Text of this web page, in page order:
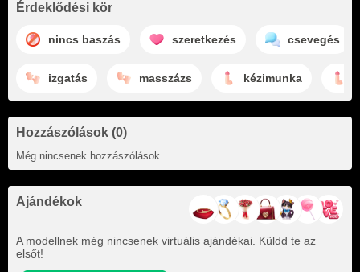
Érdeklődési kör
nincs baszás szeretkezés csevegés
izgatás masszázs kézimunka
Hozzászólások (0)
Még nincsenek hozzászólások
Ajándékok
A modellnek még nincsenek virtuális ajándékai. Küldd te az
elsőt!